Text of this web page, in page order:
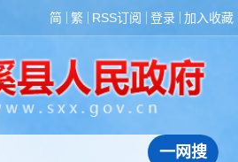
简 繁 RSS订阅 登录 加入收藏